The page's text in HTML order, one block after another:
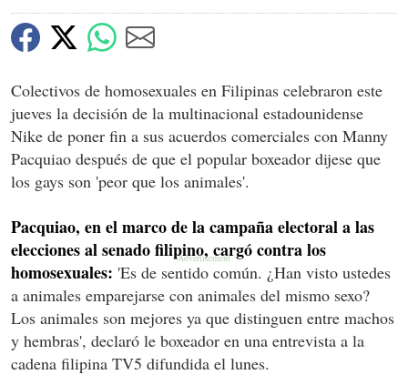
Colectivos de homosexuales en Filipinas celebraron este
jueves la decisión de la multinacional estadounidense
Nike de poner fin a sus acuerdos comerciales con Manny
Pacquiao después de que el popular boxeador dijese que
los gays son 'peor que los animales'.
Pacquiao, en el marco de la campaña electoral a las
elecciones al senado filipino, cargó contra los
homosexuales: 'Es de sentido común. ¿Han visto ustedes
a animales emparejarse con animales del mismo sexo?
Los animales son mejores ya que distinguen entre machos
y hembras', declaró le boxeador en una entrevista a la
cadena filipina TV5 difundida el lunes.